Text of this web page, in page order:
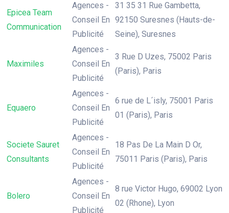
Epicea Team
Communication
Agences -
Conseil En
Publicité
31 35 31 Rue Gambetta,
92150 Suresnes (Hauts-de-
Seine), Suresnes
Maximiles
Agences -
Conseil En
Publicité
3 Rue D Uzes, 75002 Paris
(Paris), Paris
Equaero
Agences -
Conseil En
Publicité
6 rue de L´isly, 75001 Paris
01 (Paris), Paris
Societe Sauret
Consultants
Agences -
Conseil En
Publicité
18 Pas De La Main D Or,
75011 Paris (Paris), Paris
Bolero
Agences -
Conseil En
Publicité
8 rue Victor Hugo, 69002 Lyon
02 (Rhone), Lyon